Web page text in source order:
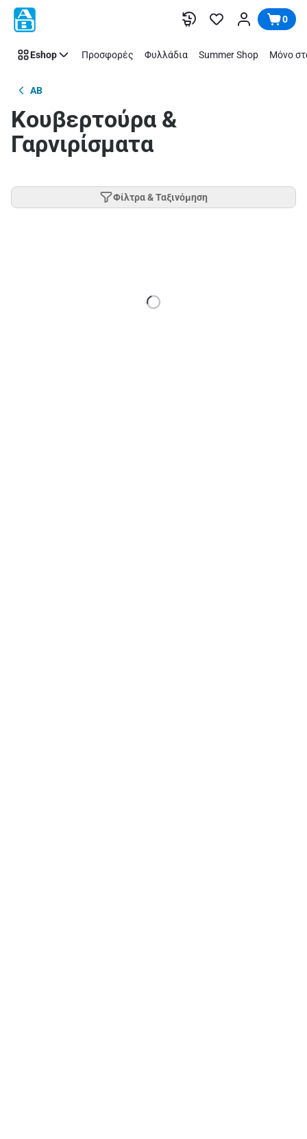
Παράλειψη 0
Eshop Προσφορές Φυλλάδια Summer Shop Μόνο
AB
Κουβερτούρα &
Γαρνιρίσματα
Φίλτρα & Ταξινόμηση